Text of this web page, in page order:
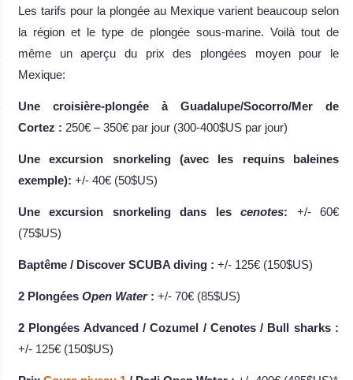
Les tarifs pour la plongée au Mexique varient beaucoup selon
la région et le type de plongée sous-marine. Voilà tout de
même un aperçu du prix des plongées moyen pour le
Mexique:
Une croisière-plongée à Guadalupe/Socorro/Mer de
Cortez : 250€ – 350€ par jour (300-400$US par jour)
Une excursion snorkeling (avec les requins baleines
exemple): +/- 40€ (50$US)
Une excursion snorkeling dans lescenotes: +/- 60€
(75$US)
Baptême / Discover SCUBA diving : +/- 125€ (150$US)
2 Plongées Open Water: +/- 70€ (85$US)
2 Plongées Advanced / Cozumel / Cenotes / Bull sharks :
+/- 125€ (150$US)